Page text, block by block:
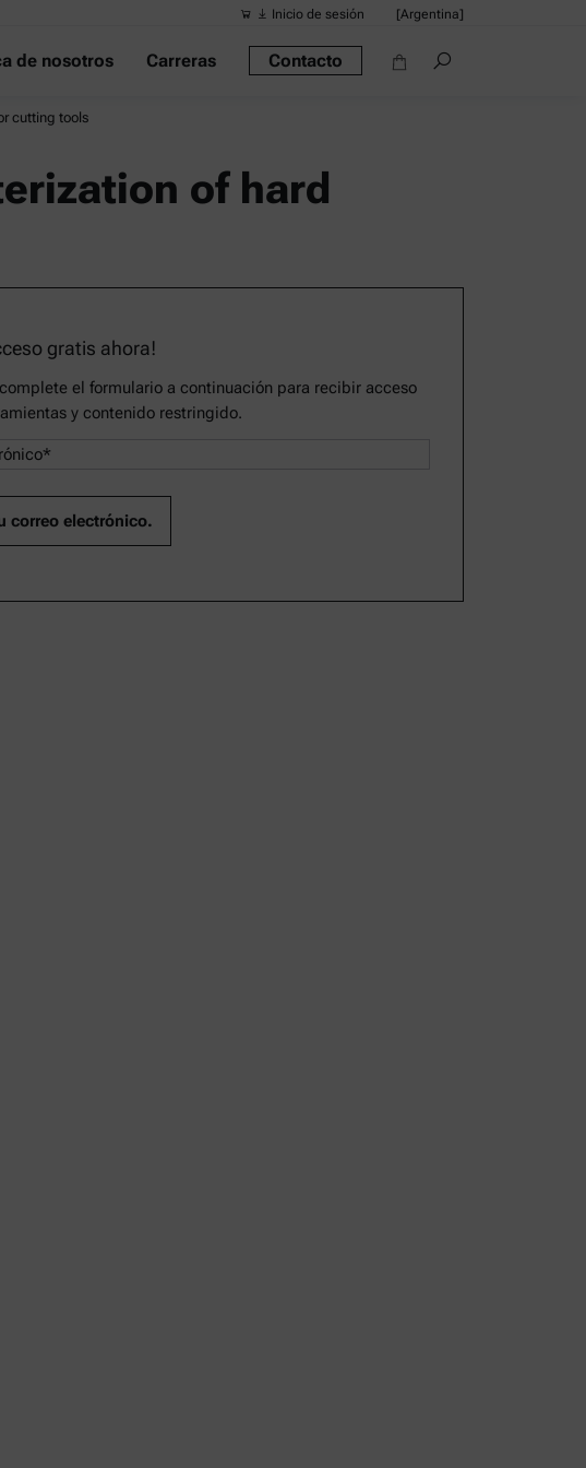
Inicio de sesión [Argentina]
de nosotros Carreras Contacto
cutting tools
of hard
gratis ahora!
el formulario a continuación para recibir acceso
y contenido restringido.